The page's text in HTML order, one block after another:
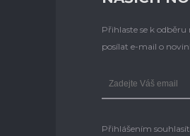
Přihlaste se k
posílat e-mail o
Přihlášením